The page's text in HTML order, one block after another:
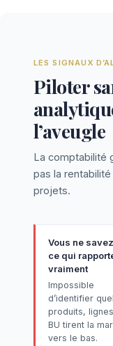
LES SIGNAUX
Piloter
l’aveugle
La comptabilité
pas la
projets.
Vous ne
ce qui
vraiment
Impossible
d’identifier
produits,
BU tirent la
vers le bas.